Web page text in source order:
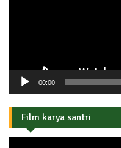
00:00
Film karya santri